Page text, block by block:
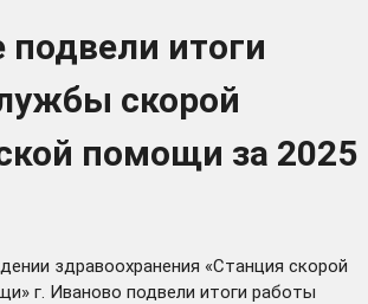
подвели итоги
скорой
помощи за 2025
здравоохранения «Станция скорой
г. Иваново подвели итоги работы